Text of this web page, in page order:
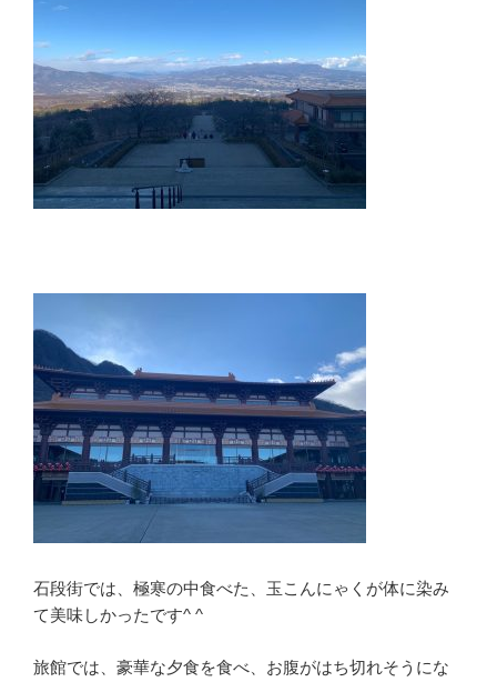
石段街では、極寒の中食べた、玉こんにゃくが体に染み
て美味しかったです^ ^
旅館では、豪華な夕食を食べ、お腹がはち切れそうにな